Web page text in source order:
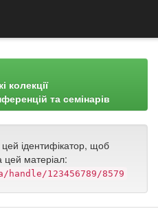
колекції
та семінарів
ідентифікатор, щоб
цей матеріал:
123456789/8579